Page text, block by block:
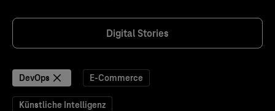
Digital Stories
DevOps E-Commerce
Künstliche Intelligenz